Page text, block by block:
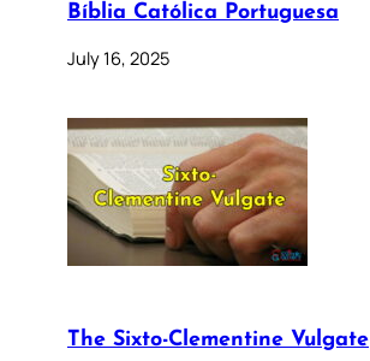
Bíblia Católica Portuguesa
July 16, 2025
The Sixto-Clementine Vulgate